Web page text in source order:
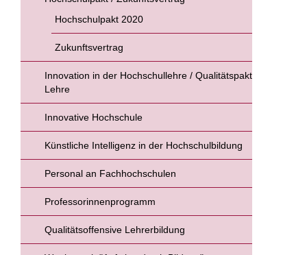
Hochschulpakt 2020
Zukunftsvertrag
Innovation in der Hochschullehre / Qualitätspakt
Lehre
Innovative Hochschule
Künstliche Intelligenz in der Hochschulbildung
Personal an Fachhochschulen
Professorinnenprogramm
Qualitätsoffensive Lehrerbildung